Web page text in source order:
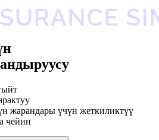
жарандары үчүн жеткиликтүү
чейин